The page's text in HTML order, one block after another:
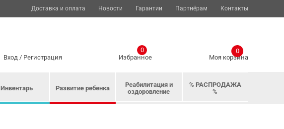
Доставка и оплата Новости Гарантии Партнёрам Контакты
Вход/ Регистрация Избранное
0
Моя корзина
0
Инвентарь Развитие ребенка
Реабилитация и
оздоровление
% РАСПРОДАЖА
%